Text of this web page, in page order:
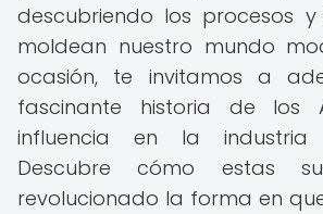
descubriendo los procesos
moldean nuestro mundo
ocasión, te invitamos a
fascinante historia de los
influencia en la industria
Descubre cómo estas
revolucionado la forma en